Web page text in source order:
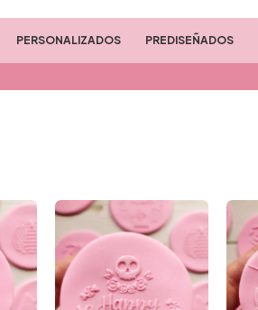
PERSONALIZADOS PREDISEÑADOS